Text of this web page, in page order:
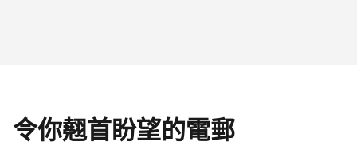
令你翹首盼望的電郵